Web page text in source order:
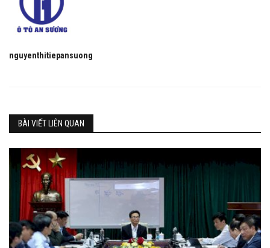
nguyenthitiepansuong
BÀI VIẾT LIÊN QUAN